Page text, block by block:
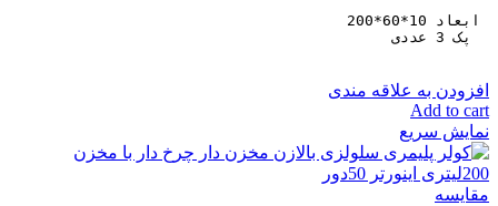
  پک 3 عددی
افزودن به علاقه مندی
Add to cart
نمایش سریع
مقايسه